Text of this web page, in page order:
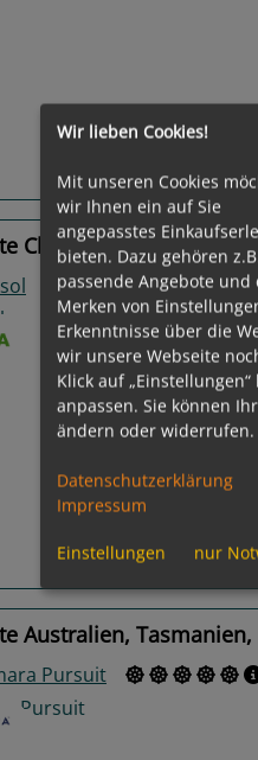
Chile, Fidschi,
Australien,
Pursuit
Wir lieben Cookies!
Mit unseren Cookies
wir Ihnen ein auf Sie
angepasstes
bieten. Dazu gehören
passende Angebote und
Merken von
Erkenntnisse über die
wir unsere Webseite
Klick auf
anpassen. Sie können
ändern oder widerrufen.
Datenschutzerklärung
Impressum
Einstellungen nur